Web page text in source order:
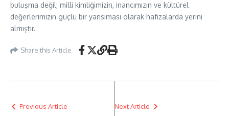
buluşma değil; milli kimliğimizin, inancımızın ve kültürel
değerlerimizin güçlü bir yansıması olarak hafızalarda yerini
almıştır.
Share this Article
Previous Article Next Article